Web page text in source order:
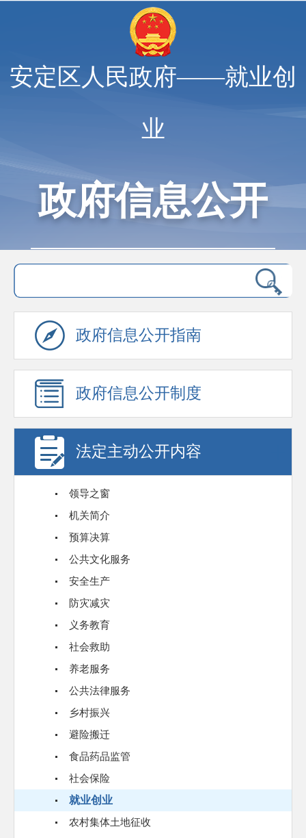
安定区人民政府——就业创
业
政府信息公开
政府信息公开指南
政府信息公开制度
法定主动公开内容
领导之窗
机关简介
预算决算
公共文化服务
安全生产
防灾减灾
义务教育
社会救助
养老服务
公共法律服务
乡村振兴
避险搬迁
食品药品监管
社会保险
就业创业
农村集体土地征收